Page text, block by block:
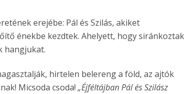
erejébe: Pál és Szilás, akiket
énekbe kezdtek. Ahelyett, hogy siránkoztak
hangjukat.
hirtelen belereng a föld, az ajtók
Micsoda csoda! „Éjféltájban Pál és Szilász